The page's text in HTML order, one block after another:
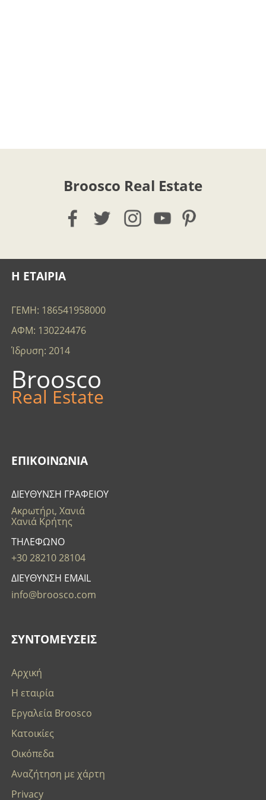
Broosco Real Estate
Η ΕΤΑΙΡΙΑ
ΓΕΜΗ: 186541958000
ΑΦΜ: 130224476
Ίδρυση: 2014
Broosco
Real Estate
ΕΠΙΚΟΙΝΩΝΊΑ
ΔΙΕΥΘΥΝΣΗ ΓΡΑΦΕΙΟΥ
Ακρωτήρι, Χανιά
Χανιά Κρήτης
ΤΗΛΕΦΩΝΟ
+30 28210 28104
ΔΙΕΥΘΥΝΣΗ EMAIL
info@broosco.com
ΣΥΝΤΟΜΕΥΣΕΙΣ
Αρχική
Η εταιρία
Εργαλεία Broosco
Κατοικίες
Οικόπεδα
Αναζήτηση με χάρτη
Privacy